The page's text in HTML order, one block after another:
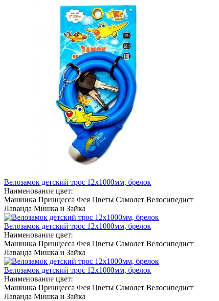
Велозамок детский трос 12х1000мм, брелок
Наименование цвет:
Машинка Принцесса Фея Цветы Самолет Велосипедист
Лаванда Мишка и Зайка
Велозамок детский трос 12х1000мм, брелок
Наименование цвет:
Машинка Принцесса Фея Цветы Самолет Велосипедист
Лаванда Мишка и Зайка
Велозамок детский трос 12х1000мм, брелок
Наименование цвет:
Машинка Принцесса Фея Цветы Самолет Велосипедист
Лаванда Мишка и Зайка